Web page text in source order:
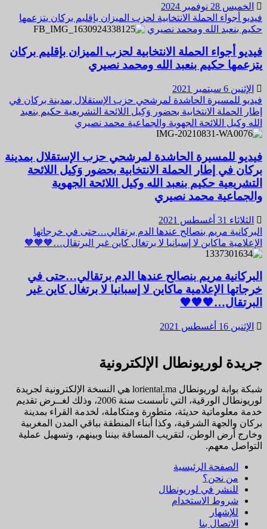
الخميس 28 نوفمبر 2024
فيديو أجواء الحملة الانتخابية لحزب الميزان بإقليم بركان يتزعمها
حكيم بنعبد الله ومحمد نصيري
فيديو أجواء الحملة الانتخابية لحزب الميزان بإقليم بركان
يتزعمها حكيم بنعبد الله ومحمد نصيري
الإثنين 6 سبتمبر 2021
فيديو للمسيرة الحاشدة لمرشحي حزب الإستقلال بمدينة بركان في
إطار الحملة الانتخابية بحضور وَكِيل اللائحة التشريعية حكيم بنعبد
الله وكيل اللائحة الجهوية والجماعية محمد نصيري
فيديو للمسيرة الحاشدة لمرشحي حزب الإستقلال بمدينة
بركان في إطار الحملة الانتخابية بحضور وَكِيل اللائحة
التشريعية حكيم بنعبد الله وكيل اللائحة الجهوية
والجماعية محمد نصيري
الثلاثاء 31 أغسطس 2021
البركانية مريم بنصالح عندها الدم برتقالي…حتى في خرجاتها
الإعلامية ماكاين لا إسبانيا لا برتغال كاين غير البرتقال…🧡🧡🧡
البركانية مريم بنصالح عندها الدم برتقالي…حتى في
خرجاتها الإعلامية ماكاين لا إسبانيا لا برتغال كاين غير
البرتقال…🧡🧡🧡
الإثنين 16 أغسطس 2021
جريدة لوريونطال الإلكترونية
شبكة بوابة لوريونطال loriental.ma هي النسخة الإلكترونية لجريدة
لوريونطال الورقية، التي تأسست سنة 2006، وذلك لغــرض تقديم
خدمة معلوماتية حديثة، متطورة ومتكاملة، لخدمة القراء بمدينة
بركان والجهة الشرقية، وكذا أبناء المنطقة بباقي المدن المغربية
وخارج أرض الوطن، لتقريب المسافة بيننا وبينهم، وتسهيل عملية
التواصل معهم.
الصفحة الرئيسية
من نحن؟
للنشر في لوريونطال
شروط الاستخدام
للإشهار
الاتصال بنا